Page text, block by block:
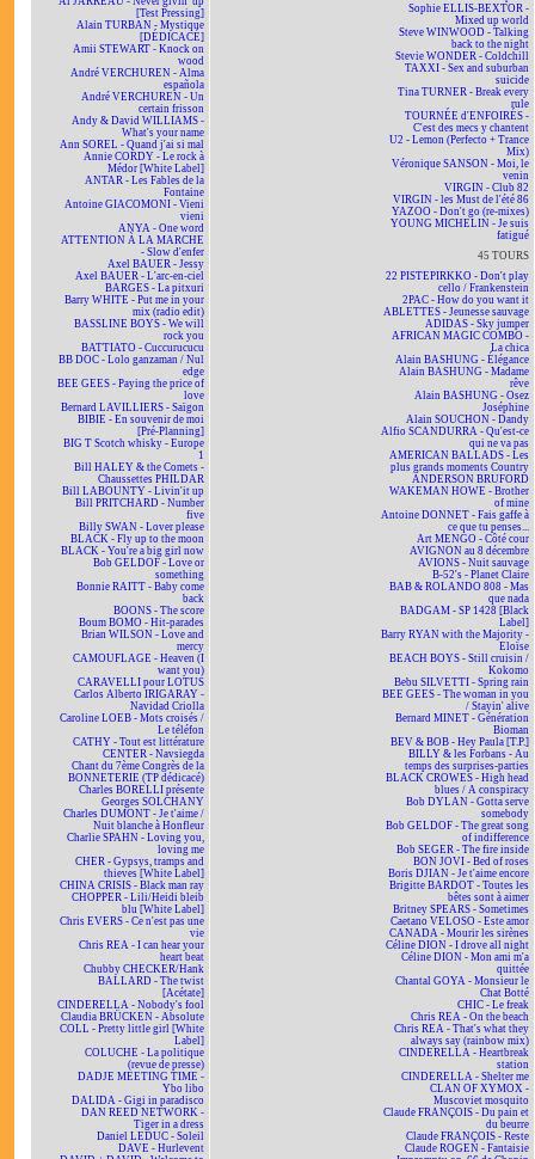
[Test Pressing]
Alain TURBAN - Mystique
[DÉDICACÉ]
Amii STEWART - Knock on
wood
André VERCHUREN - Alma
española
André VERCHUREN - Un
certain frisson
Andy & David WILLIAMS -
What's your name
Ann SOREL - Quand j'ai si mal
Annie CORDY - Le rock à
Médor [White Label]
ANTAR - Les Fables de la
Fontaine
Antoine GIACOMONI - Vieni
vieni
ANYA - One word
ATTENTION À LA MARCHE
- Slow d'enfer
Axel BAUER - Jessy
Axel BAUER - L'arc-en-ciel
BARGES - La pitxuri
Barry WHITE - Put me in your
mix (radio edit)
BASSLINE BOYS - We will
rock you
BATTIATO - Cuccurucucu
BB DOC - Lolo ganzaman / Nul
edge
BEE GEES - Paying the price of
love
Bernard LAVILLIERS - Saïgon
BIBIE - En souvenir de moi
[Pré-Planning]
BIG T Scotch whisky - Europe
1
Bill HALEY & the Comets -
Chaussettes PHILDAR
Bill LABOUNTY - Livin'it up
Bill PRITCHARD - Number
five
Billy SWAN - Lover please
BLACK - Fly up to the moon
BLACK - You're a big girl now
Bob GELDOF - Love or
something
Bonnie RAITT - Baby come
back
BOONS - The score
Boum BOMO - Hit-parades
Brian WILSON - Love and
mercy
CAMOUFLAGE - Heaven (I
want you)
CARAVELLI pour LOTUS
Carlos Alberto IRIGARAY -
Navidad Criolla
Caroline LOEB - Mots croisés /
Le téléfon
CATHY - Tout est littérature
CENTER - Navsiegda
Chant du 7ème Congrès de la
BONNETERIE (TP dédicacé)
Charles BORELLI présente
Georges SOLCHANY
Charles DUMONT - Je t'aime /
Nuit blanche à Honfleur
Charlie SPAHN - Loving you,
loving me
CHER - Gypsys, tramps and
thieves [White Label]
CHINA CRISIS - Black man ray
CHOPPER - Lili/Heidi bleib
blu [White Label]
Chris EVERS - Ce n'est pas une
vie
Chris REA - I can hear your
heart beat
Chubby CHECKER/Hank
BALLARD - The twist
[Acétate]
CINDERELLA - Nobody's fool
Claudia BRÜCKEN - Absolute
COLL - Pretty little girl [White
Label]
COLUCHE - La politique
(revue de presse)
DADJE MEETING TIME -
Ybo libo
DALIDA - Gigi in paradisco
DAN REED NETWORK -
Tiger in a dress
Daniel LEDUC - Soleil
DAVE - Hurlevent
Sophie ELLIS-BEXTOR -
Mixed up world
Steve WINWOOD - Talking
back to the night
Stevie WONDER - Coldchill
TAXXI - Sex and suburban
suicide
Tina TURNER - Break every
rule
TOURNÉE d'ENFOIRÉS -
C'est des mecs y chantent
U2 - Lemon (Perfecto + Trance
Mix)
Véronique SANSON - Moi, le
venin
VIRGIN - Club 82
VIRGIN - les Must de l'été 86
YAZOO - Don't go (re-mixes)
YOUNG MICHELIN - Je suis
fatigué
45 TOURS
22 PISTEPIRKKO - Don't play
cello / Frankenstein
2PAC - How do you want it
ABLETTES - Jeunesse sauvage
ADIDAS - Sky jumper
AFRICAN MAGIC COMBO -
La chica
Alain BASHUNG - Élégance
Alain BASHUNG - Madame
rêve
Alain BASHUNG - Osez
Joséphine
Alain SOUCHON - Dandy
Alfio SCANDURRA - Qu'est-ce
qui ne va pas
AMERICAN BALLADS - Les
plus grands moments Country
ANDERSON BRUFORD
WAKEMAN HOWE - Brother
of mine
Antoine DONNET - Fais gaffe à
ce que tu penses...
Art MENGO - Côté cour
AVIGNON au 8 décembre
AVIONS - Nuit sauvage
B-52's - Planet Claire
BAB & ROLANDO 808 - Mas
que nada
BADGAM - SP 1428 [Black
Label]
Barry RYAN with the Majority -
Eloïse
BEACH BOYS - Still cruisin /
Kokomo
Bebu SILVETTI - Spring rain
BEE GEES - The woman in you
/ Stayin' alive
Bernard MINET - Génération
Bioman
BEV & BOB - Hey Paula [T.P.]
BILLY & les Forbans - Au
temps des surprises-parties
BLACK CROWES - High head
blues / A conspiracy
Bob DYLAN - Gotta serve
somebody
Bob GELDOF - The great song
of indifference
Bob SEGER - The fire inside
BON JOVI - Bed of roses
Boris DJIAN - Je t'aime encore
Brigitte BARDOT - Toutes les
bêtes sont à aimer
Britney SPEARS - Sometimes
Caetano VELOSO - Este amor
CANADA - Mourir les sirènes
Céline DION - I drove all night
Céline DION - Mon ami m'a
quittée
Chantal GOYA - Monsieur le
Chat Botté
CHIC - Le freak
Chris REA - On the beach
Chris REA - That's what they
always say (rainbow mix)
CINDERELLA - Heartbreak
station
CINDERELLA - Shelter me
CLAN OF XYMOX -
Muscoviet mosquito
Claude FRANÇOIS - Du pain et
du beurre
Claude FRANÇOIS - Reste
Claude ROGEN - Fantaisie